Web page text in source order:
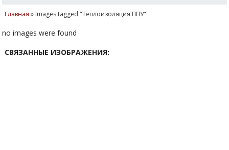
Главная » Images tagged "Теплоизоляция ППУ"
no images were found
СВЯЗАННЫЕ ИЗОБРАЖЕНИЯ: